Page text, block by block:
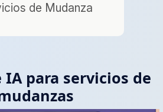
de Mudanza
para servicios de